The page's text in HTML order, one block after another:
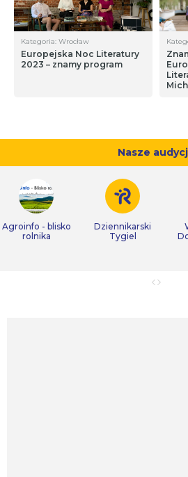
Kategoria: Wrocław
Europejska Noc Literatury
2023 – znamy program
Nasze
Agroinfo - blisko
rolnika
Dziennikarski
Tygiel